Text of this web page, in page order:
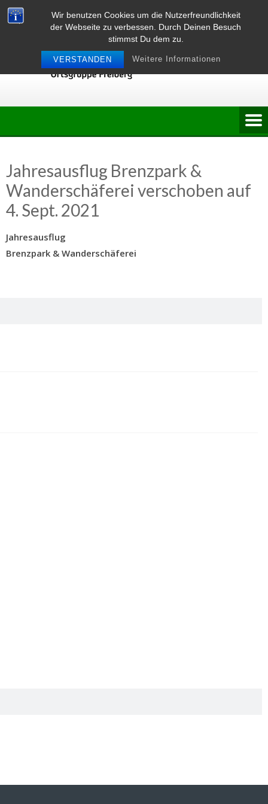
Wir benutzen Cookies um die Nutzerfreundlichkeit
der Webseite zu verbessen. Durch Deinen Besuch
stimmst Du dem zu.
VERSTANDEN Weitere Informationen
Skip
to
Jahresausflug Brenzpark &
Wanderschäferei verschoben auf
4. Sept. 2021
Jahresausflug
Brenzpark & Wanderschäferei